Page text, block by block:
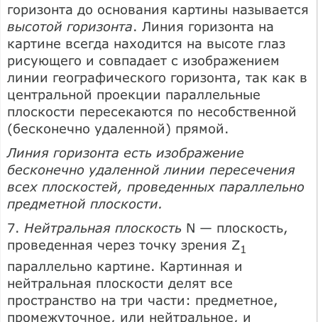
горизонта до основания картины называется
высотой горизонта. Линия горизонта на
картине всегда находится на высоте глаз
рисующего и совпадает с изображением
линии географического горизонта, так как в
центральной проекции параллельные
плоскости пересекаются по несобственной
(бесконечно удаленной) прямой.
Линия горизонта есть изображение
бесконечно удаленной линии пересечения
всех плоскостей, проведенных параллельно
предметной плоскости.
7. Нейтральная плоскость N — плоскость,
проведенная через точку зрения Z1
параллельно картине. Картинная и
нейтральная плоскости делят все
пространство на три части: предметное,
промежуточное, или нейтральное, и